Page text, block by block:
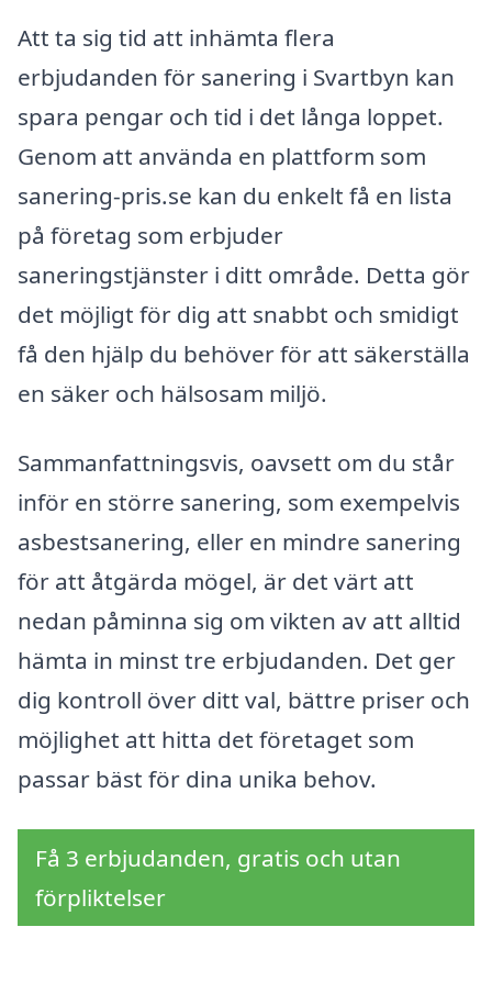
Att ta sig tid att inhämta flera
erbjudanden för sanering i Svartbyn kan
spara pengar och tid i det långa loppet.
Genom att använda en plattform som
sanering-pris.se kan du enkelt få en lista
på företag som erbjuder
saneringstjänster i ditt område. Detta gör
det möjligt för dig att snabbt och smidigt
få den hjälp du behöver för att säkerställa
en säker och hälsosam miljö.
Sammanfattningsvis, oavsett om du står
inför en större sanering, som exempelvis
asbestsanering, eller en mindre sanering
för att åtgärda mögel, är det värt att
nedan påminna sig om vikten av att alltid
hämta in minst tre erbjudanden. Det ger
dig kontroll över ditt val, bättre priser och
möjlighet att hitta det företaget som
passar bäst för dina unika behov.
Få 3 erbjudanden, gratis och utan
förpliktelser